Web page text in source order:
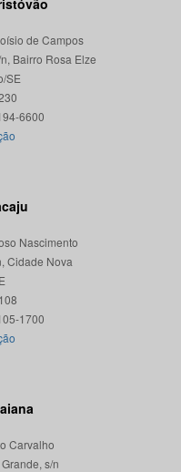
de Campos
Bairro Rosa Elze
SE
Nascimento
Cidade Nova
Carvalho
s/n